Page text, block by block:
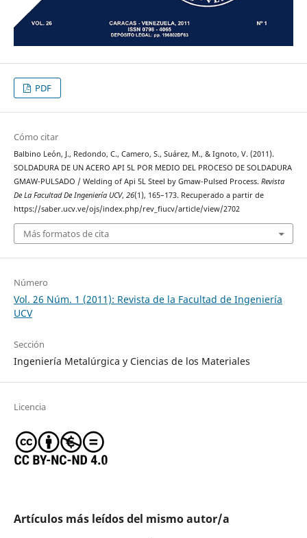
PDF
Cómo citar
Balbino León, J., Redondo, C., Camero, S., Suárez, M., & Ignoto, V. (2011).
SOLDADURA DE UN ACERO API 5L POR MEDIO DEL PROCESO DE SOLDADURA
GMAW-PULSADO / Welding of Api 5L Steel by Gmaw-Pulsed Process. Revista
De La Facultad De Ingeniería UCV, 26(1), 165–173. Recuperado a partir de
https://saber.ucv.ve/ojs/index.php/rev_fiucv/article/view/2702
Más formatos de cita
Número
Vol. 26 Núm. 1 (2011): Revista de la Facultad de Ingeniería
UCV
Sección
Ingeniería Metalúrgica y Ciencias de los Materiales
Licencia
Artículos más leídos del mismo autor/a